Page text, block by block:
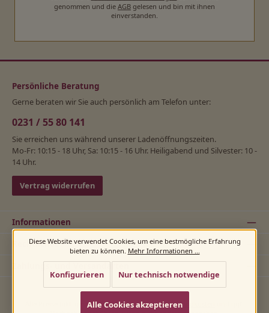
Persönliche Beratung
Gerne beraten wir Sie auch persönlich am Telefon unter:
0231 / 55 80 141
Sie erreichen uns während unserer Ladenöffnungszeiten.
Mo-Fr: 10:15 - 18 Uhr, Sa: 10:15 - 16 Uhr. Heiligabend und Silvester: 10 -
14 Uhr.
Vertrag widerrufen
Informationen
Rechtliches
genommen und die AGB gelesen und bin mit ihnen
einverstanden.
Alle Preise inkl. gesetzl. Mehrwertsteuer zzgl.Versandkosten
Diese Website verwendet Cookies, um eine bestmögliche Erfahrung
bieten zu können. Mehr Informationen ...
Nur technisch notwendige
Konfigurieren
Alle Cookies akzeptieren